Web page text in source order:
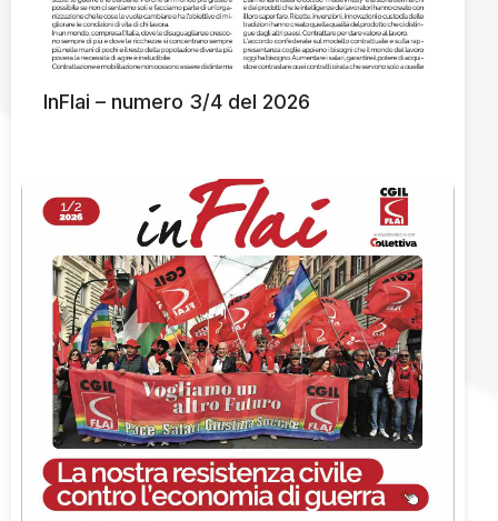
InFlai – numero 3/4 del 2026